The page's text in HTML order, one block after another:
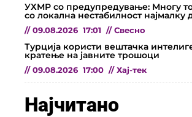
УХМР со предупредување: Многу
со локална нестабилност најмалку
// 09.08.2026 17:01 // Свесно
Турција користи вештачка
кратење на јавните трошоци
// 09.08.2026 17:00 // Хај-тек
Најчитано